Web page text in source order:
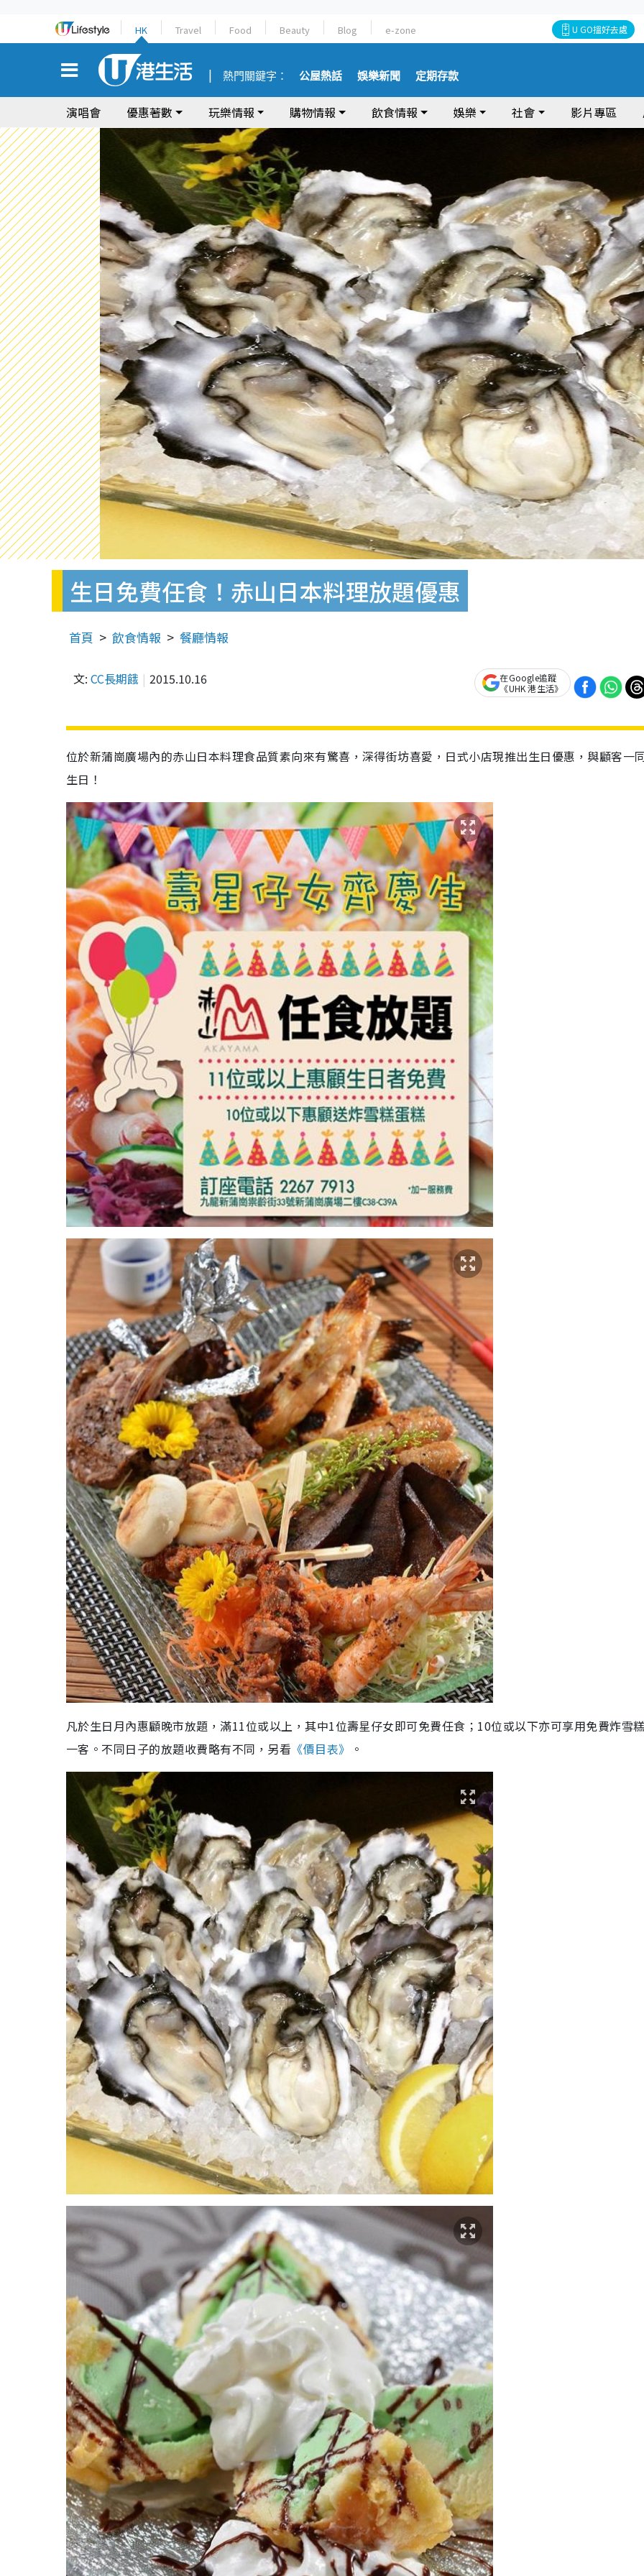
HK Travel Food Beauty Blog e-zone U GO搵好去處
熱門關鍵字： 公屋熱話 娛樂新聞 定期存款
演唱會 優惠著數 玩樂情報 購物情報 飲食情報 娛樂 社會 影片專區
生日免費任食！赤山日本料理放題優惠
首頁 飲食情報 餐廳情報
文: CC長期餓 2015.10.16
在Google追蹤
《UHK 港生活》
位於新蒲崗廣場內的赤山日本料理食品質素向來有驚喜，深得街坊喜愛，日式小店現推出生日優惠，與顧客一
生日！
凡於生日月內惠顧晚市放題，滿11位或以上，其中1位壽星仔女即可免費任食；10位或以下亦可享用免費炸雪
一客。不同日子的放題收費略有不同，另看 《價目表》 。